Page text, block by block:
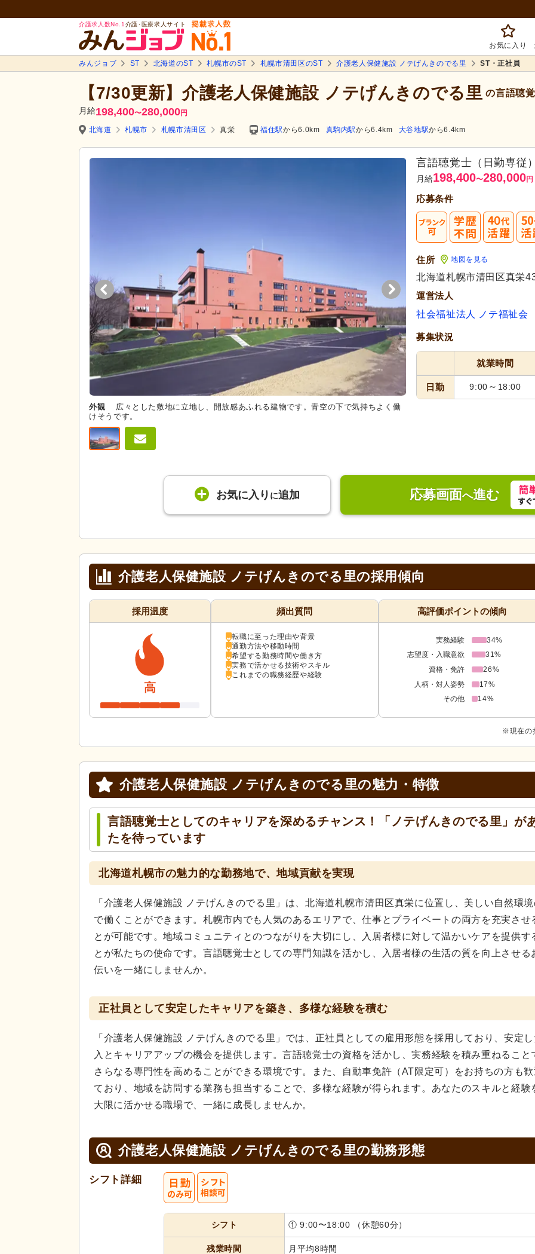
介護求人数No.1 介護･医療求人サイト
お気に入り
みんジョブ ST 北海道のST 札幌市のST 札幌市清田区のST 介護老人保健施設 ノテげんきのでる里 ST・正社員
【7/30更新】介護老人保健施設 ノテげんきのでる里 の言語聴
月給198,400〜280,000円
北海道 札幌市 札幌市清田区 真栄 福住駅から6.0km 真駒内駅から6.4km 大谷地駅から6.4km
外観
広々とした敷地に立地し、開放感あふれる建物です。青空の下で気持ちよく働
けそうです。
まずは応
言語聴覚士（日勤専従
月給198,400〜280,000円
応募条件
住所 地図を見る
北海道札幌市清田区真栄
運営法人
社会福祉法人 ノテ福祉会
募集状況
就業時間
日勤 9:00 ～ 18:00
お気に入り に追加 応募画面へ進む
介護老人保健施設 ノテげんきのでる里の採用傾向
採用温度
高
頻出質問
転職に至った理由や背景
通勤方法や移動時間
希望する勤務時間や働き方
実務で活かせる技術やスキル
これまでの職務経歴や経験
高評価ポイントの傾向
実務経験
34%
志望度・入職意欲
31%
資格・免許
26%
人柄・対人姿勢
17%
その他
14%
※現在の
介護老人保健施設 ノテげんきのでる里の魅力・特徴
言語聴覚士としてのキャリアを深めるチャンス！「ノテげんきのでる里」が
たを待っています
北海道札幌市の魅力的な勤務地で、地域貢献を実現
「介護老人保健施設 ノテげんきのでる里」は、北海道札幌市清田区真栄に位置し、美しい自然環境
で働くことができます。札幌市内でも人気のあるエリアで、仕事とプライベートの両方を充実させ
とが可能です。地域コミュニティとのつながりを大切にし、入居者様に対して温かいケアを提供す
とが私たちの使命です。言語聴覚士としての専門知識を活かし、入居者様の生活の質を向上させる
伝いを一緒にしませんか。
正社員として安定したキャリアを築き、多様な経験を積む
「介護老人保健施設 ノテげんきのでる里」では、正社員としての雇用形態を採用しており、安定し
入とキャリアアップの機会を提供します。言語聴覚士の資格を活かし、実務経験を積み重ねること
さらなる専門性を高めることができる環境です。また、自動車免許（AT限定可）をお持ちの方も歓
ており、地域を訪問する業務も担当することで、多様な経験が得られます。あなたのスキルと経験
大限に活かせる職場で、一緒に成長しませんか。
介護老人保健施設 ノテげんきのでる里の勤務形態
シフト詳細
シフト ① 9:00〜18:00 （休憩60分）
残業時間 月平均8時間